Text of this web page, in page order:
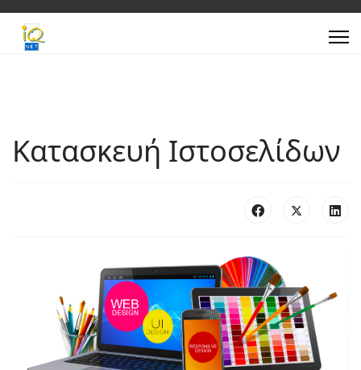
Κατασκευή Ιστοσελίδων